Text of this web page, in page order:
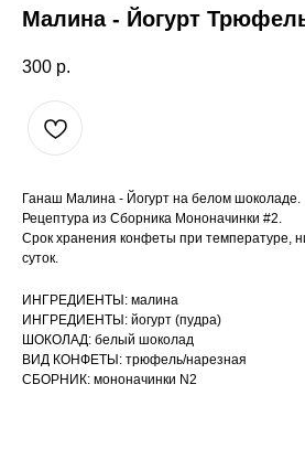
Малина - Йогурт
300 р.
Ганаш Малина - Йогурт на белом шоколаде.
Рецептура из Сборника Мононачинки #2.
Срок хранения конфеты при температуре,
суток.
ИНГРЕДИЕНТЫ: малина
ИНГРЕДИЕНТЫ: йогурт (пудра)
ШОКОЛАД: белый шоколад
ВИД КОНФЕТЫ: трюфель/нарезная
СБОРНИК: мононачинки N2